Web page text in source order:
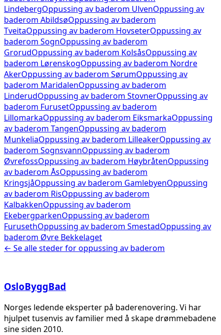
LindebergOppussing av baderom UlvenOppussing av
baderom AbildsøOppussing av baderom
TveitaOppussing av baderom HovseterOppussing av
baderom SognOppussing av baderom
GrorudOppussing av baderom KolsåsOppussing av
baderom LørenskogOppussing av baderom Nordre
AkerOppussing av baderom SørumOppussing av
baderom MaridalenOppussing av baderom
LinderudOppussing av baderom StovnerOppussing av
baderom FurusetOppussing av baderom
LillomarkaOppussing av baderom EiksmarkaOppussing
av baderom TangenOppussing av baderom
MunkeliaOppussing av baderom LilleakerOppussing av
baderom SognsvannOppussing av baderom
ØvrefossOppussing av baderom HøybråtenOppussing
av baderom ÅsOppussing av baderom
KringsjåOppussing av baderom GamlebyenOppussing
av baderom RisOppussing av baderom
KalbakkenOppussing av baderom
EkebergparkenOppussing av baderom
FurusethOppussing av baderom SmestadOppussing av
baderom Øvre Bekkelaget
← Se alle steder foroppussing av baderom
OsloByggBad
Norges ledende eksperter på baderenovering. Vi har
hjulpet tusenvis av familier med å skape drømmebadene
sine siden 2010.